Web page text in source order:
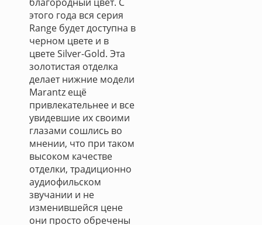
этого года вся серия
Range будет доступна в
черном цвете и в
цвете Silver-Gold. Эта
золотистая отделка
делает нижние модели
Marantz ещё
привлекательнее и все
увидевшие их своими
глазами сошлись во
мнении, что при таком
высоком качестве
отделки, традиционно
аудиофильском
звучании и не
изменившейся цене
они просто обречены